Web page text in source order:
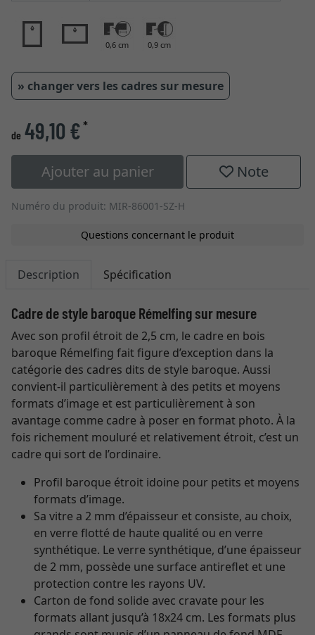
0,6 cm 0,9 cm
» changer vers les cadres sur mesure
de 49,10 €*
Ajouter au panier Note
Numéro du produit: MIR-86001-SZ-H
Questions concernant le produit
Description Spécification
Cadre de style baroque Rémelfing sur mesure
Avec son profil étroit de 2,5 cm, le cadre en bois
baroque Rémelfing fait figure d’exception dans la
catégorie des cadres dits de style baroque. Aussi
convient-il particulièrement à des petits et moyens
formats d’image et est particulièrement à son
avantage comme cadre à poser en format photo. À la
fois richement mouluré et relativement étroit, c’est un
cadre qui sort de l’ordinaire.
Profil baroque étroit idoine pour petits et moyens
formats d’image.
Sa vitre a 2 mm d’épaisseur et consiste, au choix,
en verre flotté de haute qualité ou en verre
synthétique. Le verre synthétique, d’une épaisseur
de 2 mm, possède une surface antireflet et une
protection contre les rayons UV.
Carton de fond solide avec cravate pour les
formats allant jusqu’à 18x24 cm. Les formats plus